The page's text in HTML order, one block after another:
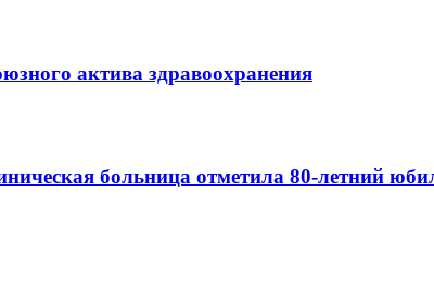
актива здравоохранения
больница отметила 80-летний